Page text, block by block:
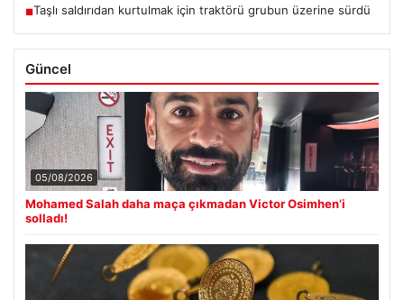
■Taşlı saldırıdan kurtulmak için traktörü grubun üzerine sürdü
Güncel
05/08/2026
Mohamed Salah daha maça çıkmadan Victor Osimhen’i
solladı!